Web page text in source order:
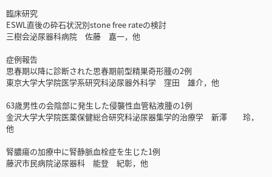
臨床研究
ESWL直後の砕石状況別stone free rateの検討
三樹会泌尿器科病院 佐藤 嘉一，他
症例報告
思春期以降に診断された思春期前型精巣奇形腫の2例
東京大学大学院医学系研究科泌尿器外科学 窪田 雄介，他
63歳男性の会陰部に発生した侵襲性血管粘液腫の1例
金沢大学大学院医薬保健総合研究科泌尿器集学的治療学 新澤 玲，
他
腎膿瘍の加療中に腎静脈血栓症を生じた1例
藤沢市民病院泌尿器科 能登 紀彰，他